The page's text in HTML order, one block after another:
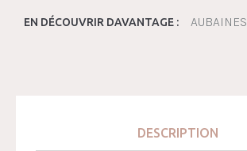
EN DÉCOUVRIR DAVANTAGE : AUBAINES
DESCRIPTION